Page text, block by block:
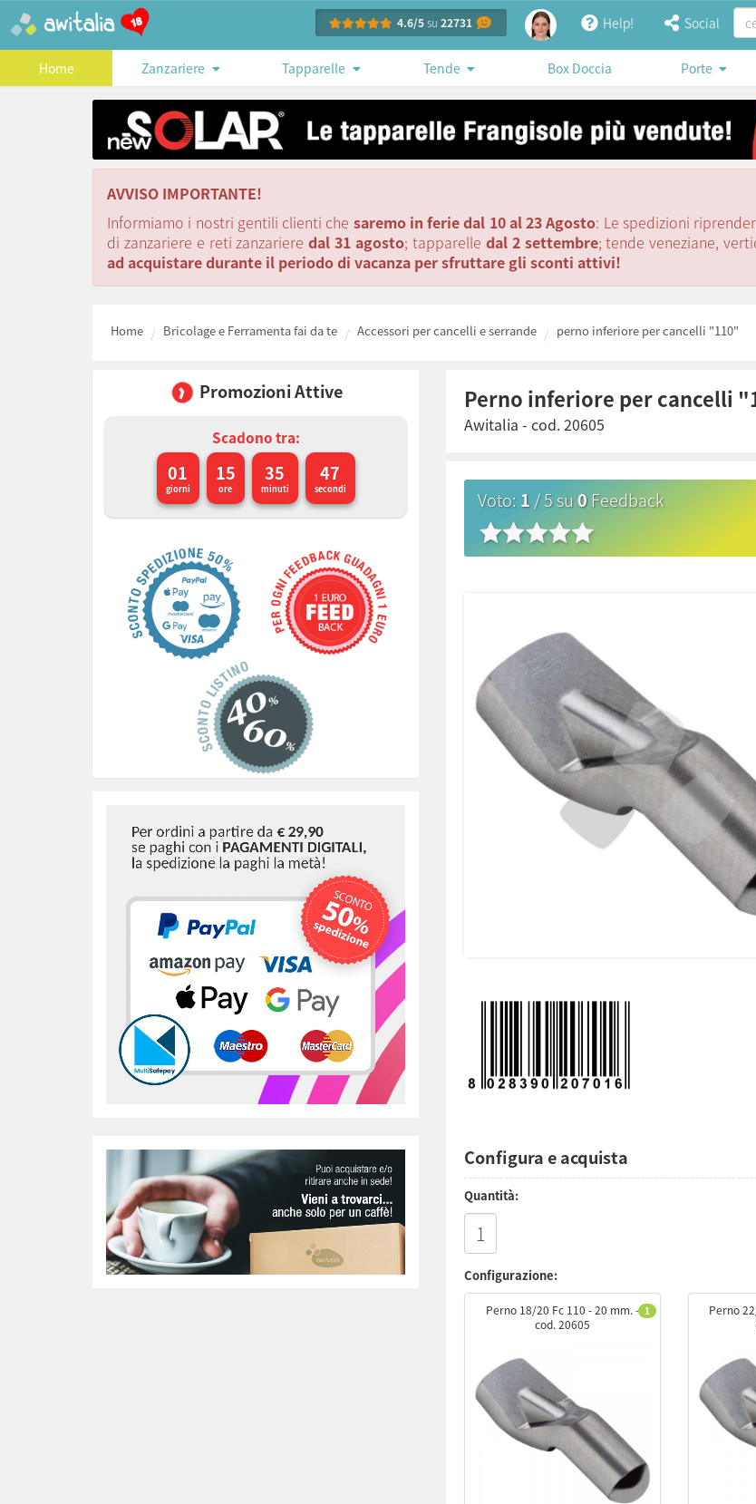
4.6/5su 22731 Help! Social
Home Zanzariere Tapparelle Tende Box Doccia Porte
AVVISO IMPORTANTE!
Informiamo i nostri gentili clienti che saremo in ferie dal 10 al 23 Agosto: Le spedizioni
di zanzariere e reti zanzarieredal 31 agosto; tapparelle dal 2 settembre; tende veneziane,
ad acquistare durante il periodo di vacanza per sfruttare gli sconti attivi!
Home Bricolage e Ferramenta fai da te Accessori per cancelli e serrande perno inferiore per cancelli "110"
perno inferiore per cancelli
Awitalia - cod.20605
Voto: 1/5su0Feedback
Configura e acquista
Quantità:
Configurazione:
1
Perno 18/20 Fc 110 - 20 mm. -
cod. 20605
Perno
Promozioni Attive
Scadono tra:
01
giorni
15
ore
35
minuti
46
secondi